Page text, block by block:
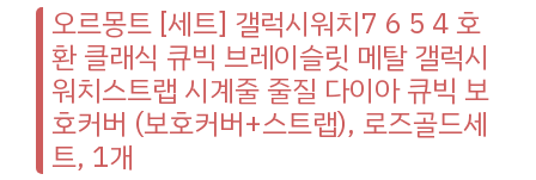
오르몽트 [세트] 갤럭시워치7 6 5 4 호
환 클래식 큐빅 브레이슬릿 메탈 갤럭시
워치스트랩 시계줄 줄질 다이아 큐빅 보
호커버 (보호커버+스트랩), 로즈골드세
트, 1개